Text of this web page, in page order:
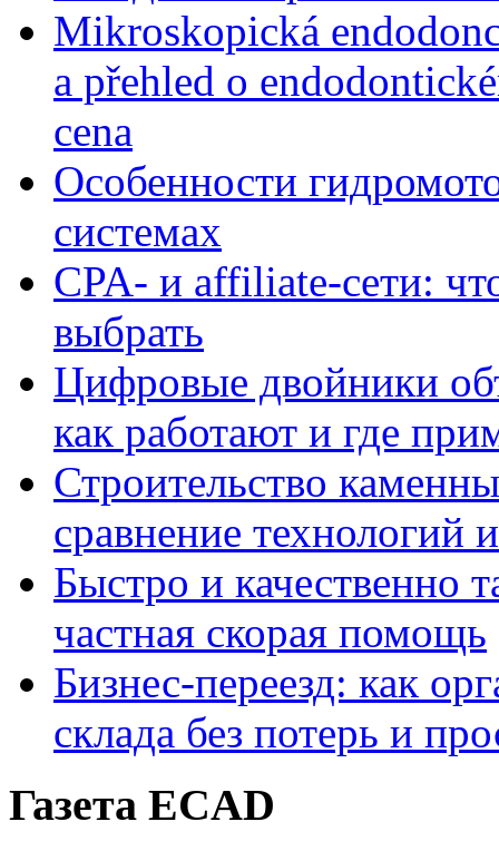
Mikroskopická
a přehled o
cena
Особенности
системах
CPA- и affiliate-сети:
выбрать
Цифровые двойники
как работают и где
Строительство
сравнение технологий
Быстро и качественно
частная скорая помощь
Бизнес-переезд: как
склада без потерь и
Газета ECAD